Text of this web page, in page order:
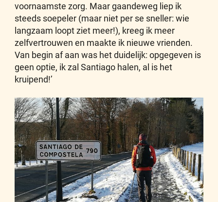
voornaamste zorg. Maar gaandeweg liep ik
steeds soepeler (maar niet per se sneller: wie
langzaam loopt ziet meer!), kreeg ik meer
zelfvertrouwen en maakte ik nieuwe vrienden.
Van begin af aan was het duidelijk: opgegeven is
geen optie, ik zal Santiago halen, al is het
kruipend!’